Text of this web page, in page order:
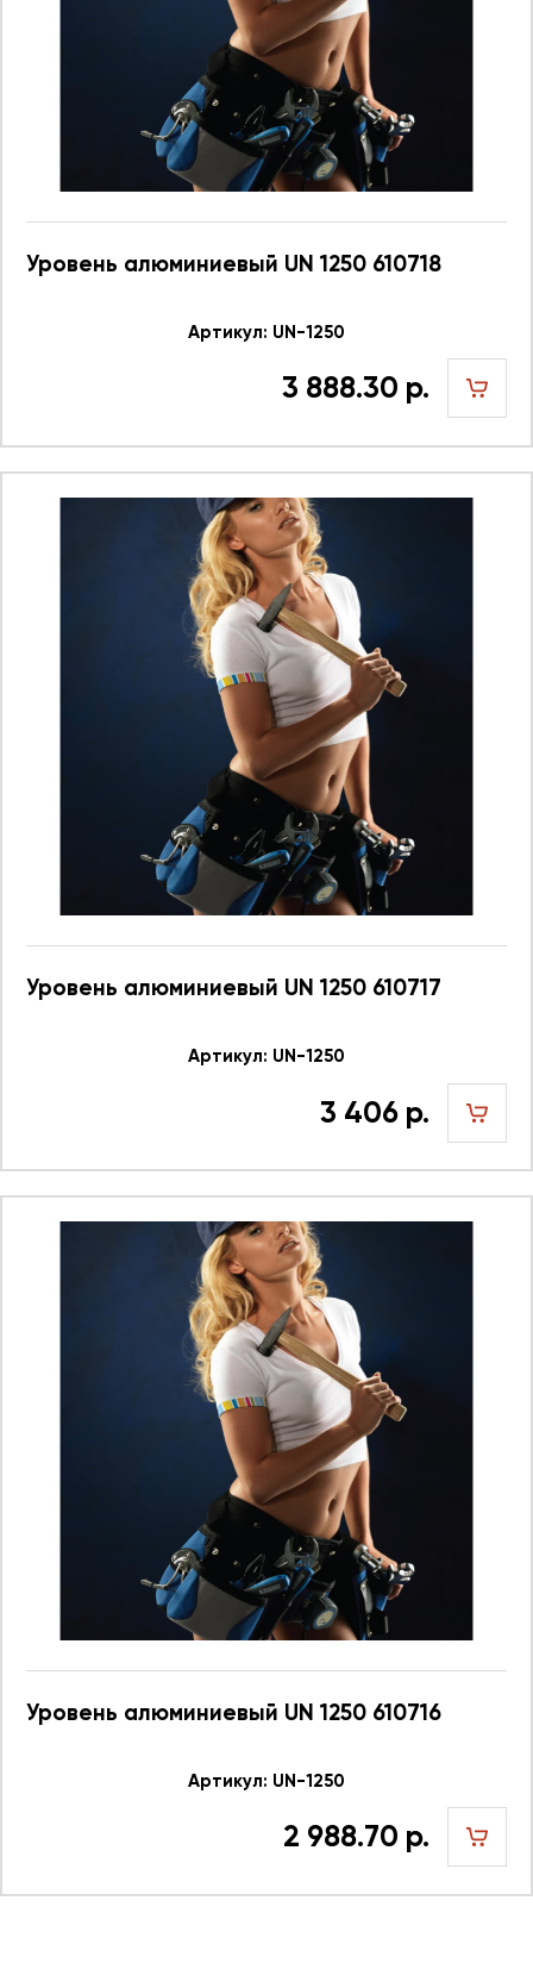
Уровень алюминиевый UN 1250 610718
Артикул: UN-1250
3 888.30 р.
Уровень алюминиевый UN 1250 610717
Артикул: UN-1250
3 406 р.
Уровень алюминиевый UN 1250 610716
Артикул: UN-1250
2 988.70 р.